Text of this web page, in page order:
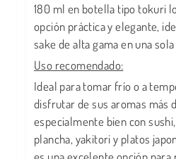
180 ml en botella tipo tokuri
opción práctica y elegante,
sake de alta gama en una
Uso recomendado:
Ideal para tomar frío o a
disfrutar de sus aromas más
especialmente bien con
plancha, yakitori y platos